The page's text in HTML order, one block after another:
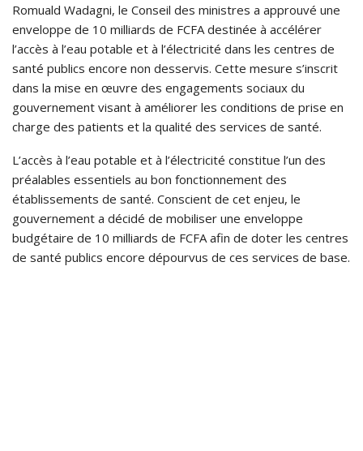
Romuald Wadagni, le Conseil des ministres a approuvé une
enveloppe de 10 milliards de FCFA destinée à accélérer
l’accès à l’eau potable et à l’électricité dans les centres de
santé publics encore non desservis. Cette mesure s’inscrit
dans la mise en œuvre des engagements sociaux du
gouvernement visant à améliorer les conditions de prise en
charge des patients et la qualité des services de santé.
L’accès à l’eau potable et à l’électricité constitue l’un des
préalables essentiels au bon fonctionnement des
établissements de santé. Conscient de cet enjeu, le
gouvernement a décidé de mobiliser une enveloppe
budgétaire de 10 milliards de FCFA afin de doter les centres
de santé publics encore dépourvus de ces services de base.